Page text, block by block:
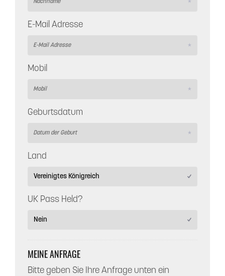
E-Mail Adresse
Mobil
Geburtsdatum
Land
UK Pass Held?
MEINE ANFRAGE
Bitte geben Sie Ihre Anfrage unten ein